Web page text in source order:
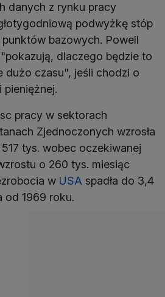
danych z rynku pracy
podwyżkę stóp
bazowych. Powell
dlaczego będzie to
dużo czasu", jeśli chodzi o
pieniężnej.
pracy w sektorach
Zjednoczonych wzrosła
tys. wobec oczekiwanej
o 260 tys. miesiąc
w USA spadła do 3,4
od 1969 roku.